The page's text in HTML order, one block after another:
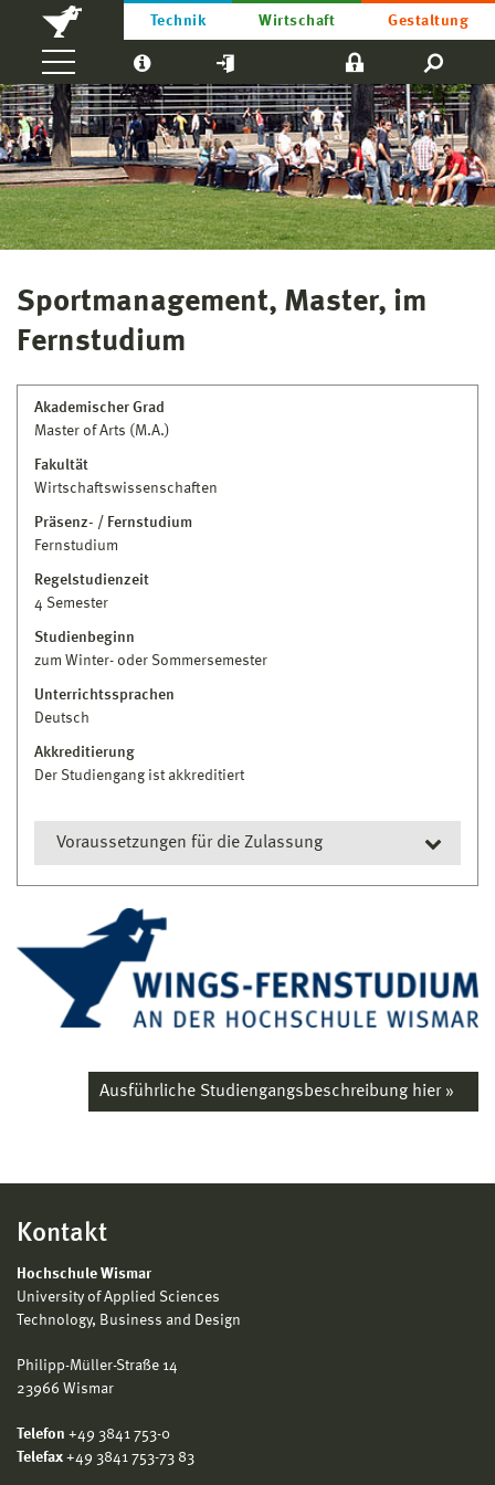
Technik Wirtschaft Gestaltung
Sportmanagement, Master, im
Fernstudium
Akademischer Grad
Master of Arts (M.A.)
Fakultät
Wirtschaftswissenschaften
Präsenz- / Fernstudium
Fernstudium
Regelstudienzeit
4 Semester
Studienbeginn
zum Winter- oder Sommersemester
Unterrichtssprachen
Deutsch
Akkreditierung
Der Studiengang ist akkreditiert
Voraussetzungen für die Zulassung
konsekutiven Master-Fernstudiengang
Sportmanagement ist ein erster akademischer
Abschluss in einem Studiengang mit
wirtschaftswissenschaftlichem Schwerpunkt mit
mindestens 210 Credits.
(2) Bachelor-Absolventen, bei denen das Studium
einen Arbeitsaufwand von 180 Credits ohne
wenn sie einen durch den
Anrechnungspunkten kreditierbaren
mindestens 20 Wochen nachweisen.
aufgrund von Prüfungsleistungen im Rahmen eines
vom Prüfungsausschuss zu genehmigenden
entsprechende Ausnahmen zur Anerkennung
adäquater Leistungen entscheidet der
Ausführliche Studiengangsbeschreibung hier »
Kontakt
Hochschule Wismar
University of Applied Sciences
Technology, Business and Design
Philipp-Müller-Straße 14
23966 Wismar
Telefon +49 3841 753-0
Telefax +49 3841 753-73 83